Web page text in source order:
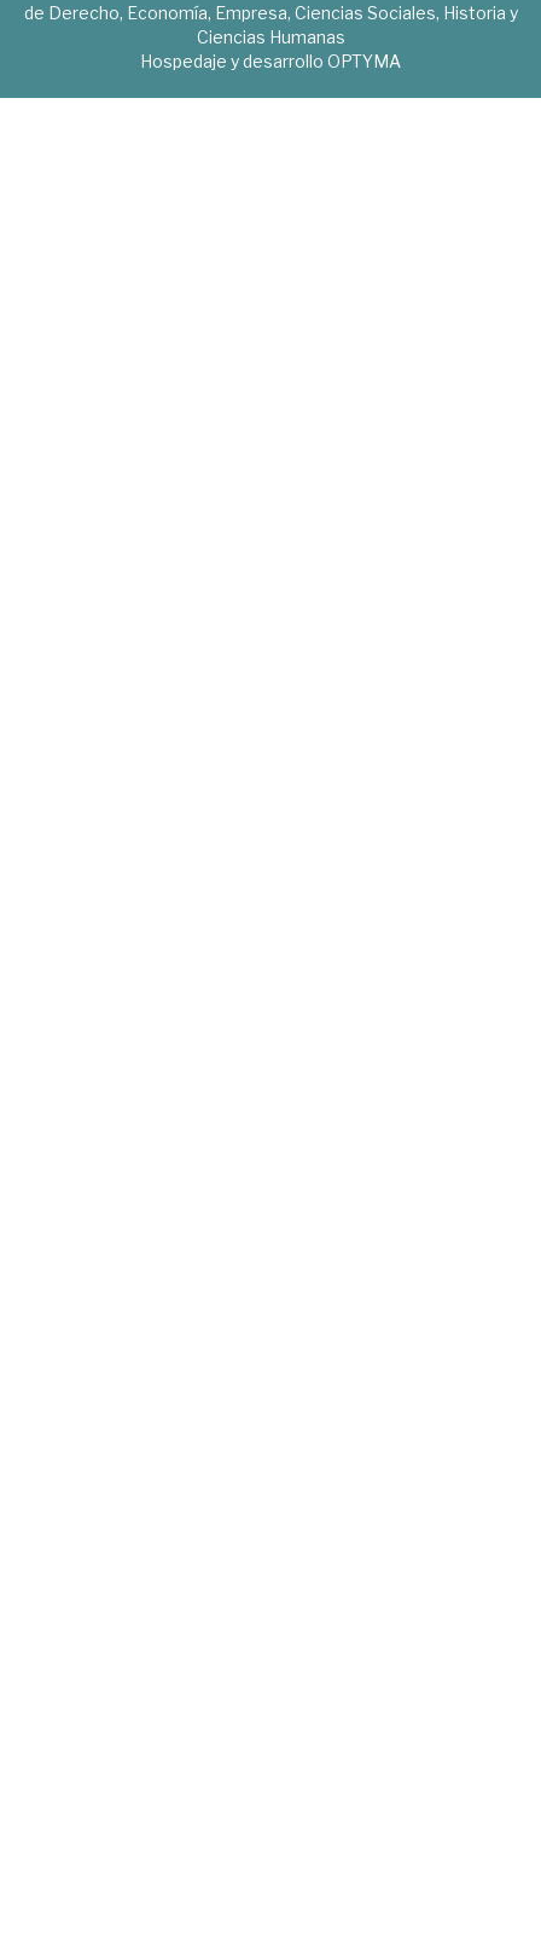
de Derecho, Economía, Empresa, Ciencias Sociales, Historia y
Ciencias Humanas
Hospedaje y desarrollo OPTYMA